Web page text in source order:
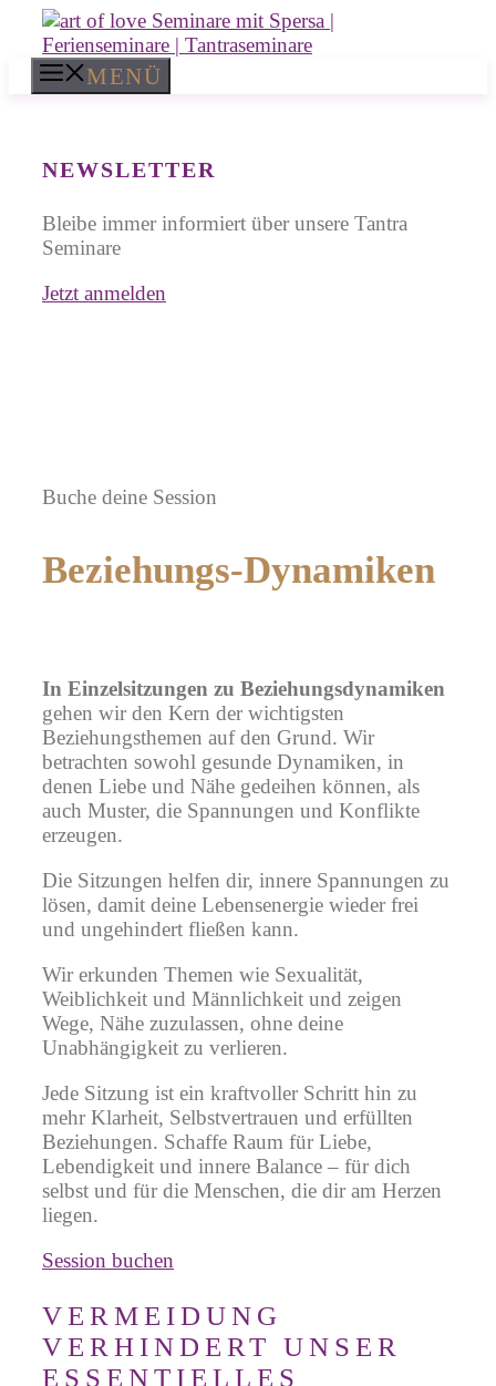
Zum
Inhalt
springen MENÜ
NEWSLETTER
Bleibe immer informiert über unsere Tantra
Seminare
Jetzt anmelden
Buche deine Session
Beziehungs-Dynamiken
In Einzelsitzungen zu Beziehungsdynamiken
gehen wir den Kern der wichtigsten
Beziehungsthemen auf den Grund. Wir
betrachten sowohl gesunde Dynamiken, in
denen Liebe und Nähe gedeihen können, als
auch Muster, die Spannungen und Konflikte
erzeugen.
Die Sitzungen helfen dir, innere Spannungen zu
lösen, damit deine Lebensenergie wieder frei
und ungehindert fließen kann.
Wir erkunden Themen wie Sexualität,
Weiblichkeit und Männlichkeit und zeigen
Wege, Nähe zuzulassen, ohne deine
Unabhängigkeit zu verlieren.
Jede Sitzung ist ein kraftvoller Schritt hin zu
mehr Klarheit, Selbstvertrauen und erfüllten
Beziehungen. Schaffe Raum für Liebe,
Lebendigkeit und innere Balance – für dich
selbst und für die Menschen, die dir am Herzen
liegen.
Session buchen
VERMEIDUNG
VERHINDERT UNSER
ESSENTIELLES